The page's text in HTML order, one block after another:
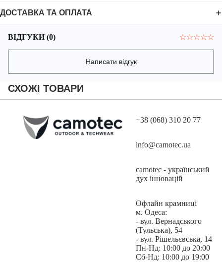
структуру, що ефективно керує швидким транспортуванням
Серед переваг тканини її висока еластичність, без додавання
численних прань та тривалого використання, а також гарантує
повну свободу рухів.
Завдяки якісній обробці тканини - Ви можете не перейматись
Тканина повністю підлягає переробці, відповідає екологічним
Завдяки структурі волокон, футболка стійка до бруду і легко
ДОСТАВКА ТА ОПЛАТА
ВІДГУКИ (0) ☆☆☆☆☆
Написати відгук
СХОЖІ ТОВАРИ
+38 (068) 310 20 77
info@camotec.ua
camotec - український
дух інновацій
Офлайн крамниці
м. Одеса:
- вул. Вернадського
(Тульська), 54
- вул. Рішельєвська, 14
Пн-Нд: 10:00 до 20:00
Сб-Нд: 10:00 до 19:00